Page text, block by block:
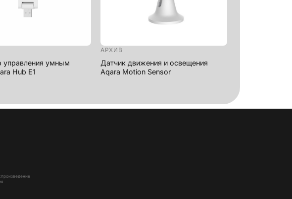
управления умным
Hub E1
АРХИВ
Датчик движения и освещения
Aqara Motion Sensor